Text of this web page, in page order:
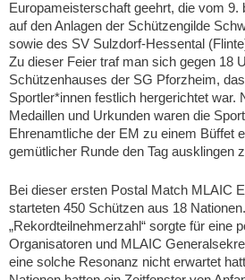
Europameisterschaft geehrt, die vom 9.
auf den Anlagen der Schützengilde
sowie des SV Sulzdorf-Hessental
Zu dieser Feier traf man sich gegen 18
Schützenhauses der SG Pforzheim,
Sportler*innen festlich hergerichtet war.
Medaillen und Urkunden waren die
Ehrenamtliche der EM zu einem Büffet
gemütlicher Runde den Tag ausklingen
Bei dieser ersten Postal Match MLAIC
starteten 450 Schützen aus 18
„Rekordteilnehmerzahl“ sorgte für eine
Organisatoren und MLAIC
eine solche Resonanz nicht erwartet